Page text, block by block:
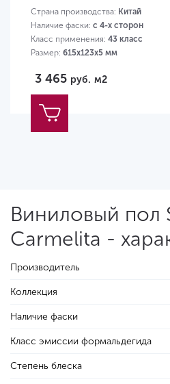
Страна производства: Китай
Наличие фаски: с 4-х сторон
Класс применения: 43 класс
Размер: 615х123х5 мм
3 465 руб. м2
Виниловый пол
Carmelita -
Производитель
Коллекция
Наличие фаски
Класс эмиссии формальдегида
Степень блеска